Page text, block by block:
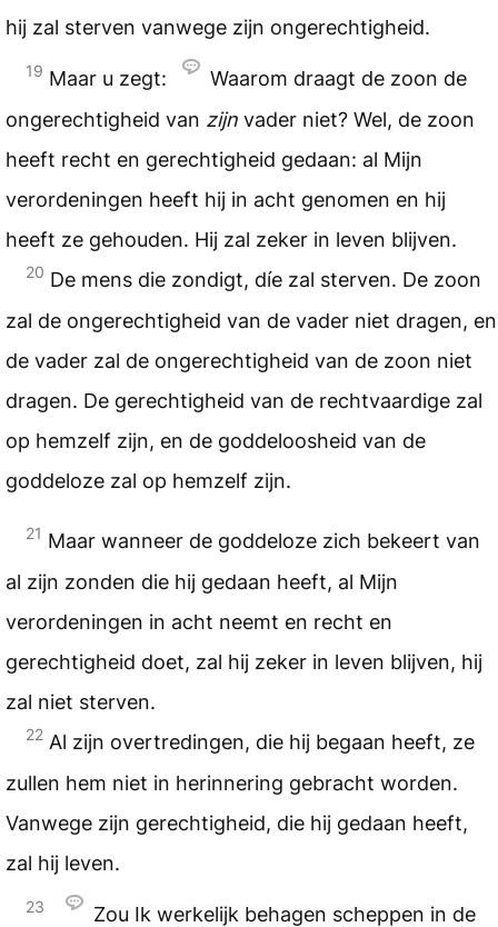
hij zal sterven vanwege zijn ongerechtigheid.
19 Maar u zegt:
Waarom draagt de zoon de
ongerechtigheid van zijn vader niet? Wel, de zoon
heeft recht en gerechtigheid gedaan: al Mijn
verordeningen heeft hij in acht genomen en hij
heeft ze gehouden. Hij zal zeker in leven blijven.
20 De mens die zondigt, díe zal sterven. De zoon
zal de ongerechtigheid van de vader niet dragen, en
de vader zal de ongerechtigheid van de zoon niet
dragen. De gerechtigheid van de rechtvaardige zal
op hemzelf zijn, en de goddeloosheid van de
goddeloze zal op hemzelf zijn.
21 Maar wanneer de goddeloze zich bekeert van
al zijn zonden die hij gedaan heeft, al Mijn
verordeningen in acht neemt en recht en
gerechtigheid doet, zal hij zeker in leven blijven, hij
zal niet sterven.
22 Al zijn overtredingen, die hij begaan heeft, ze
zullen hem niet in herinnering gebracht worden.
Vanwege zijn gerechtigheid, die hij gedaan heeft,
zal hij leven.
23
Zou Ik werkelijk behagen scheppen in de